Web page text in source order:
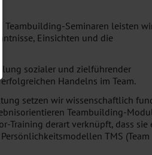
Teambuilding-Seminaren leisten
Einsichten und die
sozialer und zielführender
Handelns im Team.
setzen wir wissenschaftlich
Teambuilding-
Training derart verknüpft, dass sie
TMS (Team